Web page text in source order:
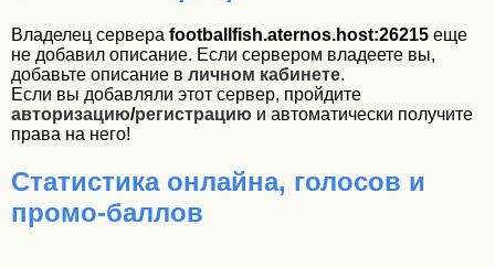
Владелец сервера footballfish.aternos.host:26215 еще
не добавил описание. Если сервером владеете вы,
добавьте описание в личном кабинете.
Если вы добавляли этот сервер, пройдите
авторизацию/регистрацию и автоматически получите
права на него!
Статистика онлайна, голосов и
промо-баллов